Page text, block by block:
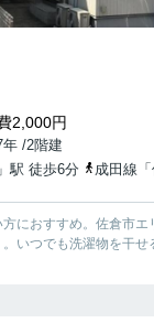
2,000円
/2階建
駅 徒歩6分
成田線
におすすめ。佐倉市エ
。いつでも洗濯物を干